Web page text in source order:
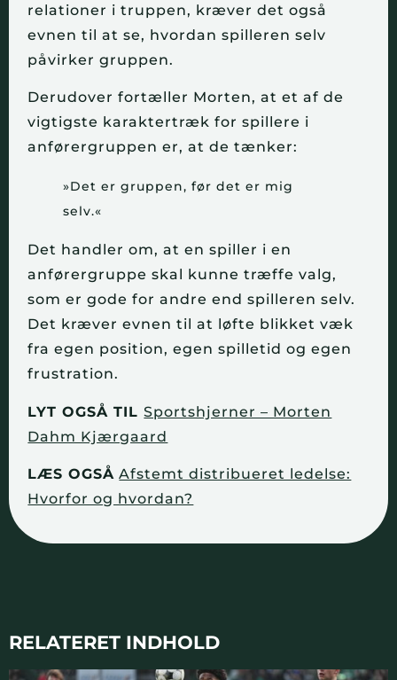
relationer i truppen, kræver det også
evnen til at se, hvordan spilleren selv
påvirker gruppen.
Derudover fortæller Morten, at et af de
vigtigste karaktertræk for spillere i
anførergruppen er, at de tænker:
»Det er gruppen, før det er mig
selv.«
Det handler om, at en spiller i en
anførergruppe skal kunne træffe valg,
som er gode for andre end spilleren selv.
Det kræver evnen til at løfte blikket væk
fra egen position, egen spilletid og egen
frustration.
LYT OGSÅ TILSportshjerner – Morten
Dahm Kjærgaard
LÆS OGSÅ Afstemt distribueret ledelse:
Hvorfor og hvordan?
RELATERET INDHOLD